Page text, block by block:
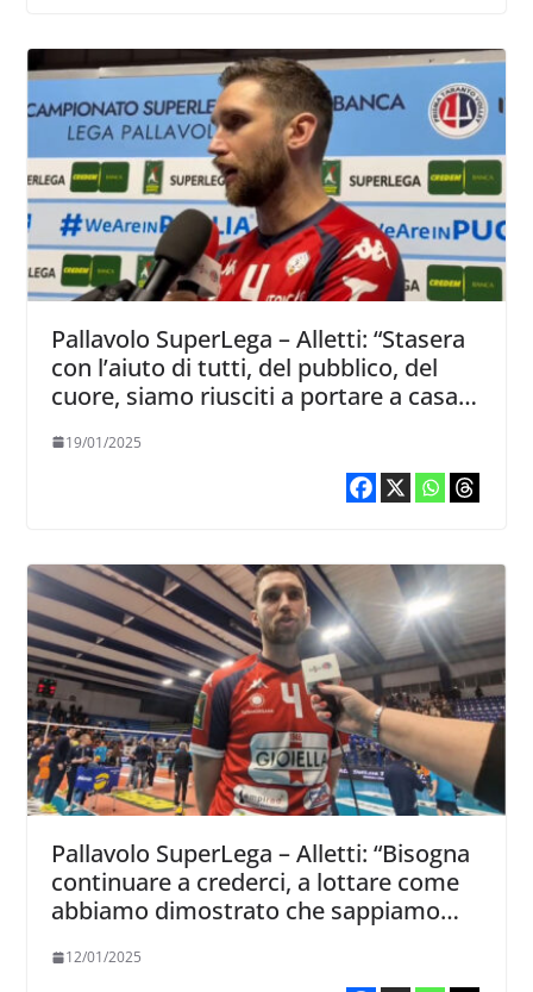
Pallavolo SuperLega – Alletti: “Stasera
con l’aiuto di tutti, del pubblico, del
cuore, siamo riusciti a portare a casa
19/01/2025
Pallavolo SuperLega – Alletti: “Bisogna
continuare a crederci, a lottare come
abbiamo dimostrato che sappiamo
12/01/2025